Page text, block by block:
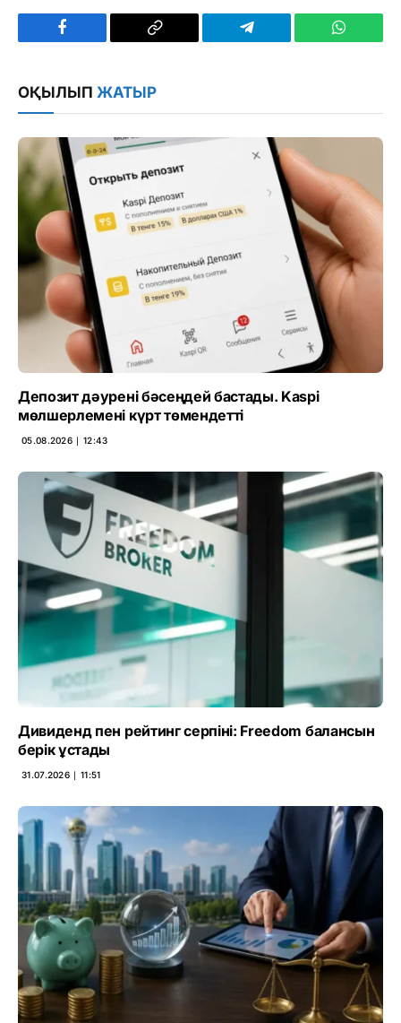
Facebook
Copy
Telegram
ОҚЫЛЫП ЖАТЫР
Депозит дәурені бәсеңдей бастады. Kaspi
мөлшерлемені күрт төмендетті
05.08.2026 ∣ 12:43
Дивиденд пен рейтинг серпіні: Freedom балансын
берік ұстады
31.07.2026 ∣ 11:51